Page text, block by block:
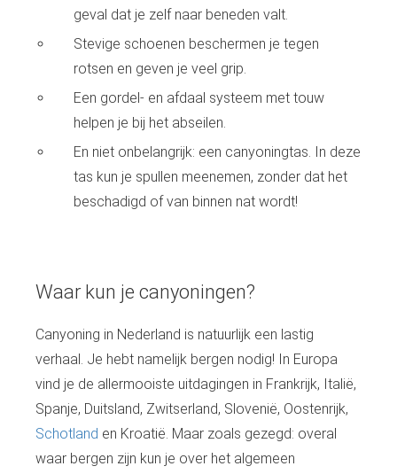
geval dat je zelf naar beneden valt.
Stevige schoenen beschermen je tegen
rotsen en geven je veel grip.
Een gordel- en afdaal systeem met touw
helpen je bij het abseilen.
En niet onbelangrijk: een canyoningtas. In deze
tas kun je spullen meenemen, zonder dat het
beschadigd of van binnen nat wordt!
Waar kun je canyoningen?
Canyoning in Nederland is natuurlijk een lastig
verhaal. Je hebt namelijk bergen nodig! In Europa
vind je de allermooiste uitdagingen in Frankrijk, Italië,
Spanje, Duitsland, Zwitserland, Slovenië, Oostenrijk,
Schotland en Kroatië. Maar zoals gezegd: overal
waar bergen zijn kun je over het algemeen